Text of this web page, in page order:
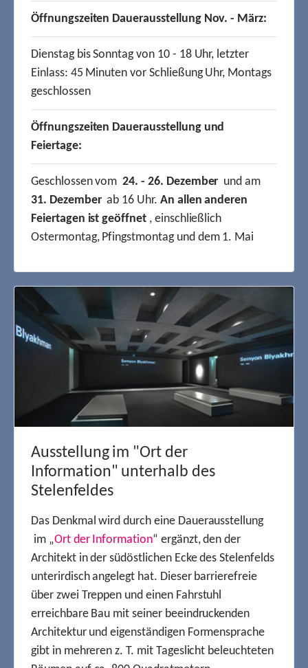
Ausstellung im "Ort der
Information" unterhalb des
Stelenfeldes
Das Denkmal wird durch eine Dauerausstellung
im „Ort der Information“ ergänzt, den der
Architekt in der südöstlichen Ecke des Stelenfelds
unterirdisch angelegt hat. Dieser barrierefreie
über zwei Treppen und einen Fahrstuhl
erreichbare Bau mit seiner beeindruckenden
Architektur und eigenständigen Formensprache
gibt in mehreren z. T. mit Tageslicht beleuchteten
Öffnungszeiten Dauerausstellung Nov. - März:
Dienstag bis Sonntag von 10 - 18 Uhr, letzter
Einlass: 45 Minuten vor Schließung Uhr, Montags
geschlossen
Öffnungszeiten Dauerausstellung und
Feiertage:
Geschlossen vom24. - 26. Dezember und am
31. Dezemberab 16 Uhr. An allen anderen
Feiertagen ist geöffnet, einschließlich
Ostermontag, Pfingstmontag und dem 1. Mai